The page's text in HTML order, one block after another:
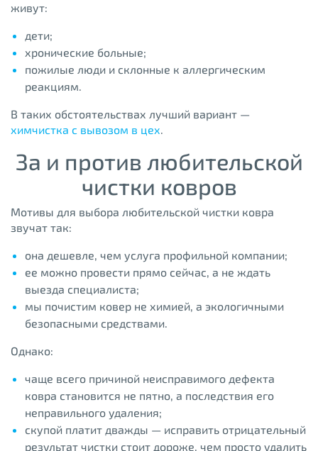
живут:
дети;
хронические больные;
пожилые люди и склонные к аллергическим
реакциям.
В таких обстоятельствах лучший вариант —
химчистка с вывозом в цех.
За и против любительской
чистки ковров
Мотивы для выбора любительской чистки ковра
звучат так:
она дешевле, чем услуга профильной компании;
ее можно провести прямо сейчас, а не ждать
выезда специалиста;
мы почистим ковер не химией, а экологичными
безопасными средствами.
Однако:
чаще всего причиной неисправимого дефекта
ковра становится не пятно, а последствия его
неправильного удаления;
скупой платит дважды — исправить отрицательный
результат чистки стоит дороже, чем просто удалить